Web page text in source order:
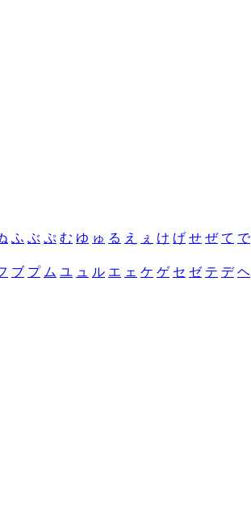
ふ ぶ ぷ む ゆ ゅ る え ぇ け げ せ ぜ て で
ブ プ ム ユ ュ ル エ ェ ケ ゲ セ ゼ テ デ ヘ